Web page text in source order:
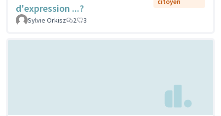
d'expression ...?
Sylvie Orkisz 2 3